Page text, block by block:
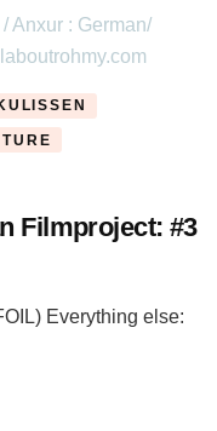
Filmproject: #3
Everything else: